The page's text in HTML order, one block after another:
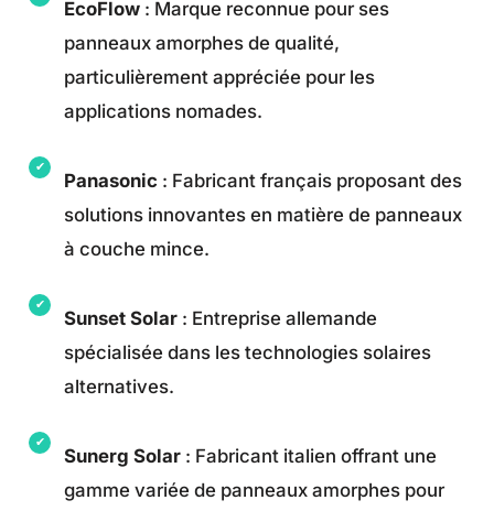
EcoFlow : Marque reconnue pour ses
panneaux amorphes de qualité,
particulièrement appréciée pour les
applications nomades.
Panasonic : Fabricant français proposant des
solutions innovantes en matière de panneaux
à couche mince.
Sunset Solar : Entreprise allemande
spécialisée dans les technologies solaires
alternatives.
Sunerg Solar : Fabricant italien offrant une
gamme variée de panneaux amorphes pour